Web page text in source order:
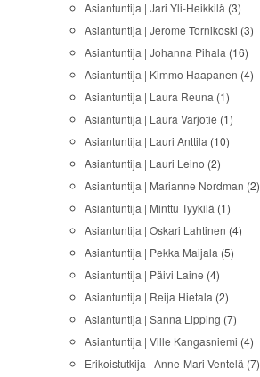
Asiantuntija | Jari Yli-Heikkilä (3)
Asiantuntija | Jerome Tornikoski (3)
Asiantuntija | Johanna Pihala (16)
Asiantuntija | Kimmo Haapanen (4)
Asiantuntija | Laura Reuna (1)
Asiantuntija | Laura Varjotie (1)
Asiantuntija | Lauri Anttila (10)
Asiantuntija | Lauri Leino (2)
Asiantuntija | Marianne Nordman (2)
Asiantuntija | Minttu Tyykilä (1)
Asiantuntija | Oskari Lahtinen (4)
Asiantuntija | Pekka Maijala (5)
Asiantuntija | Päivi Laine (4)
Asiantuntija | Reija Hietala (2)
Asiantuntija | Sanna Lipping (7)
Asiantuntija | Ville Kangasniemi (4)
Erikoistutkija | Anne-Mari Ventelä (7)